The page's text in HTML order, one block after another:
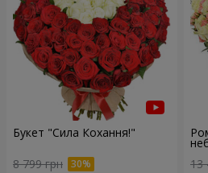
Букет "Сила Кохання!"
8 799 грн
13